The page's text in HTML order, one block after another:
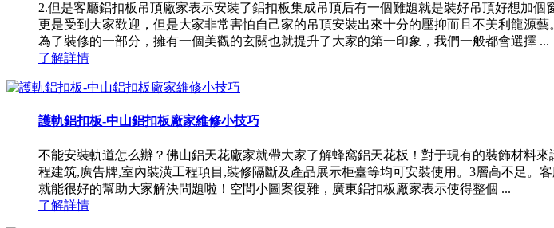
2.但是客廳鋁扣板吊頂廠家表示安裝了鋁扣板集成吊頂后有一個難題就是裝好吊頂好想加
更是受到大家歡迎，但是大家非常害怕自己家的吊頂安裝出來十分的壓抑而且不美利龍源
為了裝修的一部分，擁有一個美觀的玄關也就提升了大家的第一印象，我們一般都會選擇 ...
了解詳情
護軌鋁扣板-中山鋁扣板廠家維修小技巧
不能安裝軌道怎么辦？佛山鋁天花廠家就帶大家了解蜂窩鋁天花板！對于現有的裝飾材料
程建筑,廣告牌,室內裝潢工程項目,裝修隔斷及產品展示柜臺等均可安裝使用。3層高不足
就能很好的幫助大家解決問題啦！空間小圖案復雜，廣東鋁扣板廠家表示使得整個 ...
了解詳情